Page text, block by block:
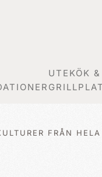
UTEKÖK &
FRÅN